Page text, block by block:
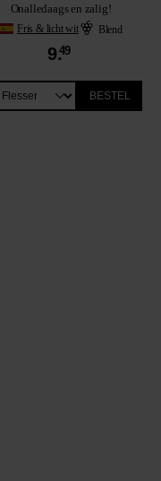
Onalledaags en zalig!
Fris & licht wit Blend
9.49
BESTEL